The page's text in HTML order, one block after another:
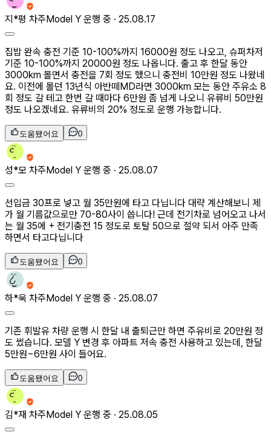
지*평 차주Model Y 운행 중 · 25.08.17
집밥 완속 충전 기준 10-100%까지 16000원 정도 나오고, 슈퍼차저
기준 10-100%까지 20000원 정도 나옵니다. 출고 후 한달 동안
3000km 몰면서 충전을 7회 정도 했으니 충전비 10만원 정도 나왔네
요. 이전에 몰던 13년식 아반떼MD라면 3000km 모는 동안 주유소 8
회 정도 갈 테고 한번 갈 때마다 6만원 좀 넘게 나오니 유류비 50만원
정도 나오겠네요. 유류비의 20% 정도로 운행 가능합니다.
도움됐어요 0
성*모 차주Model Y 운행 중 · 25.08.07
선입금 30프로 넣고 월 35만원에 타고 다닙니다 대략 계산해보니 제
가 월 기름값으로만 70-80사이 씁니다! 근데 전기차로 넘어오고 나서
는 월 35에 + 전기충전 15 정도로 토탈 50으로 절약 되서 아주 만족
하면서 타고다닙니다
도움됐어요 0
하*욱 차주Model Y 운행 중 · 25.08.07
기존 휘발유 차량 운행 시 한달 내 출퇴근만 하면 주유비로 20만원 정
도 썼습니다. 모델 Y 변경 후 아파트 저속 충전 사용하고 있는데, 한달
5만원~6만원 사이 들어요.
도움됐어요 0
김*재 차주Model Y 운행 중 · 25.08.05